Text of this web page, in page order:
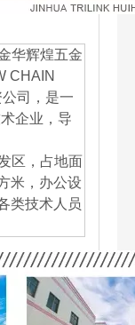
华辉煌五金
CHAIN
司，是一
企业，导
区，占地面
米，办公设
类技术人员